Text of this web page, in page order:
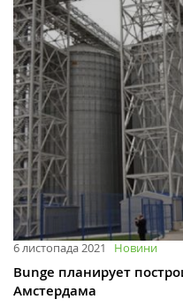
6 листопада 2021 Новини
Bunge планирует
Амстердама